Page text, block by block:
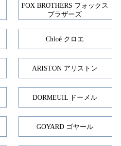
FOX BROTHERS フォックス
ブラザーズ
Chloé クロエ
ARISTON アリストン
DORMEUIL ドーメル
GOYARD ゴヤール